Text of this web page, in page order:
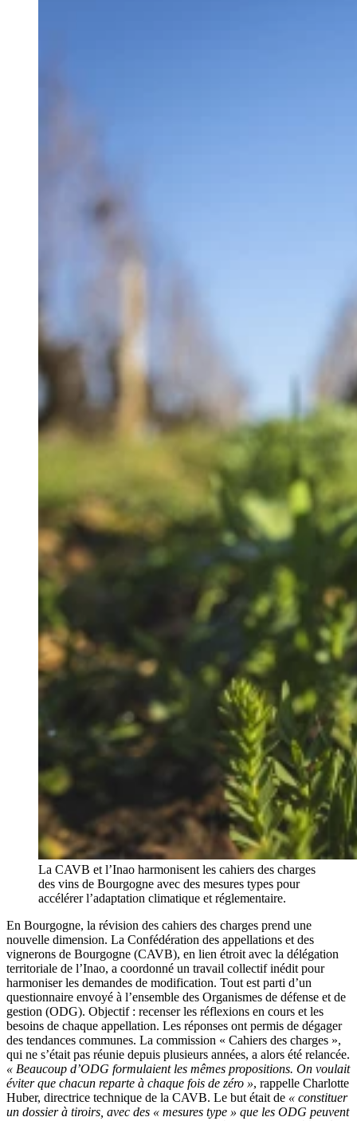
La CAVB et l’Inao harmonisent les cahiers des charges
des vins de Bourgogne avec des mesures types pour
accélérer l’adaptation climatique et réglementaire.
En Bourgogne, la révision des cahiers des charges prend une
nouvelle dimension. La Confédération des appellations et des
vignerons de Bourgogne (CAVB), en lien étroit avec la délégation
territoriale de l’Inao, a coordonné un travail collectif inédit pour
harmoniser les demandes de modification. Tout est parti d’un
questionnaire envoyé à l’ensemble des Organismes de défense et de
gestion (ODG). Objectif : recenser les réflexions en cours et les
besoins de chaque appellation. Les réponses ont permis de dégager
des tendances communes. La commission « Cahiers des charges »,
qui ne s’était pas réunie depuis plusieurs années, a alors été relancée.
« Beaucoup d’ODG formulaient les mêmes propositions. On voulait
éviter que chacun reparte à chaque fois de zéro », rappelle Charlotte
Huber, directrice technique de la CAVB. Le but était de « constituer
un dossier à tiroirs, avec des « mesures type » que les ODG peuvent